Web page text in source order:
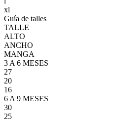
xl
Guía de talles
TALLE
ALTO
ANCHO
MANGA
3 A 6 MESES
27
20
16
6 A 9 MESES
30
25